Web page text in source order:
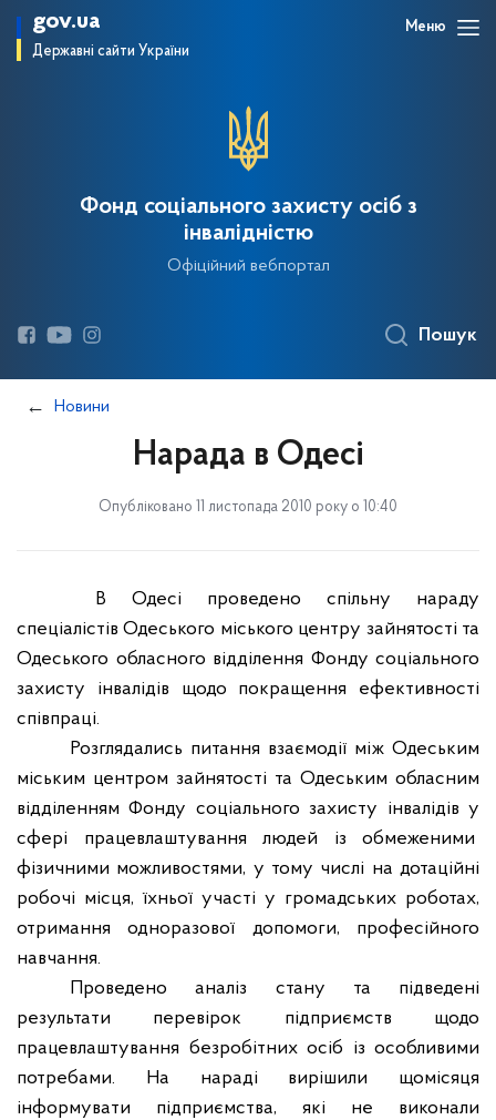
gov.ua
Державні сайти України
Меню
Фонд соціального захисту осіб з
інвалідністю
Офіційний вебпортал
Пошук
Новини
Нарада в Одесі
Опубліковано 11 листопада 2010 року о 10:40
В Одесі проведено спільну нараду
спеціалістів Одеського міського центру зайнятості та
Одеського обласного відділення Фонду соціального
захисту інвалідів щодо покращення ефективності
співпраці.
Розглядались питання взаємодії між Одеським
міським центром зайнятості та Одеським обласним
відділенням Фонду соціального захисту інвалідів у
сфері працевлаштування людей із обмеженими
фізичними можливостями, у тому числі на дотаційні
робочі місця, їхньої участі у громадських роботах,
отримання одноразової допомоги, професійного
навчання.
Проведено аналіз стану та підведені
результати перевірок підприємств щодо
працевлаштування безробітних осіб із особливими
потребами. На нараді вирішили щомісяця
інформувати підприємства, які не виконали